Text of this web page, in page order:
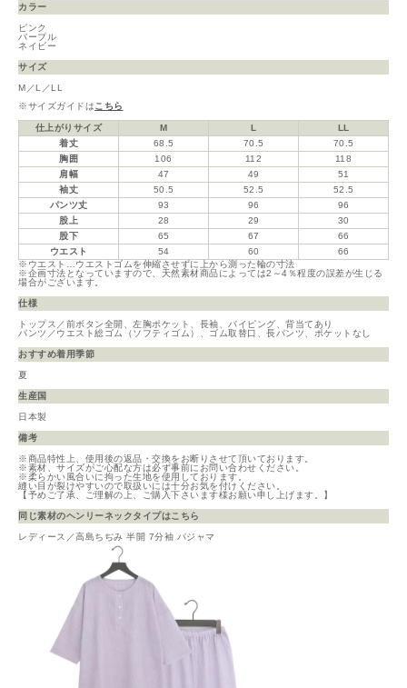
カラー
ピンク
パープル
ネイビー
サイズ
M／L／LL
※サイズガイドはこちら
仕上がりサイズ M L
LL
着丈
68.5 70.5
70.5
胸囲
106 112
118
肩幅
47 49
51
袖丈
50.5 52.5
52.5
パンツ丈
93 96
96
股上
28 29
30
股下
65 67
66
ウエスト
54 60
66
※ウエスト…ウエストゴムを伸縮させずに上から測った輪の寸法
※企画寸法となっていますので、天然素材商品によっては2～4％程度の誤差が生じる
場合がございます。
仕様
トップス／前ボタン全開、左胸ポケット、長袖、パイピング、背当てあり
パンツ／ウエスト総ゴム（ソフティゴム）、ゴム取替口、長パンツ、ポケットなし
おすすめ着用季節
夏
生産国
日本製
備考
※商品特性上、使用後の返品・交換をお断りさせて頂いております。
※素材、サイズがご心配な方は必ず事前にお問い合わせください。
※柔らかい風合いに拘った生地を使用しております。
縫い目が裂けやすいので取扱いには十分お気を付けください。
【予めご了承、ご理解の上、ご購入下さいます様お願い申し上げます。】
同じ素材のヘンリーネックタイプはこちら
レディース／高島ちぢみ 半開 7分袖 パジャマ